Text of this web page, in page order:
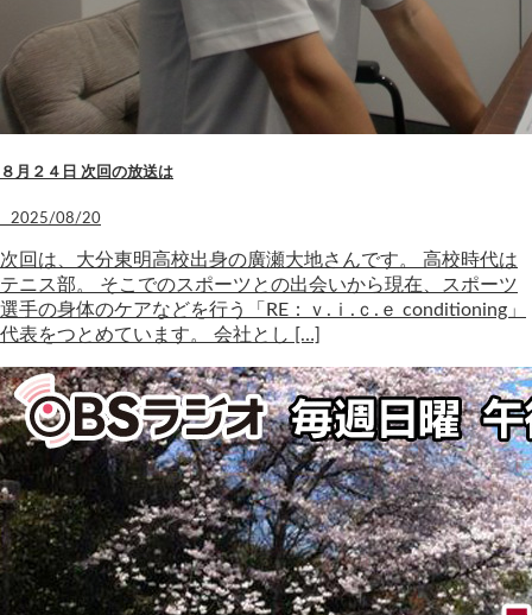
８月２４日 次回の放送は
2025/08/20
次回は、大分東明高校出身の廣瀬大地さんです。 高校時代は
テニス部。 そこでのスポーツとの出会いから現在、スポーツ
選手の身体のケアなどを行う「RE：ｖ.ｉ.ｃ.ｅ conditioning」
代表をつとめています。 会社とし […]